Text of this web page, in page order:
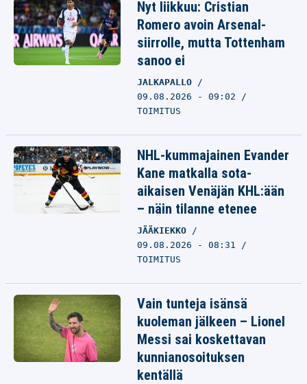
Nyt liikkuu: Cristian
Romero avoin Arsenal-
siirrolle, mutta Tottenham
sanoo ei
JALKAPALLO
09.08.2026 - 09:02
TOIMITUS
NHL-kummajainen Evander
Kane matkalla sota-
aikaisen Venäjän KHL:ään
– näin tilanne etenee
JÄÄKIEKKO
09.08.2026 - 08:31
TOIMITUS
Vain tunteja isänsä
kuoleman jälkeen – Lionel
Messi sai koskettavan
kunnianosoituksen
kentällä